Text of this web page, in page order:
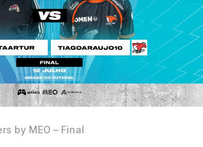
by MEO – Final